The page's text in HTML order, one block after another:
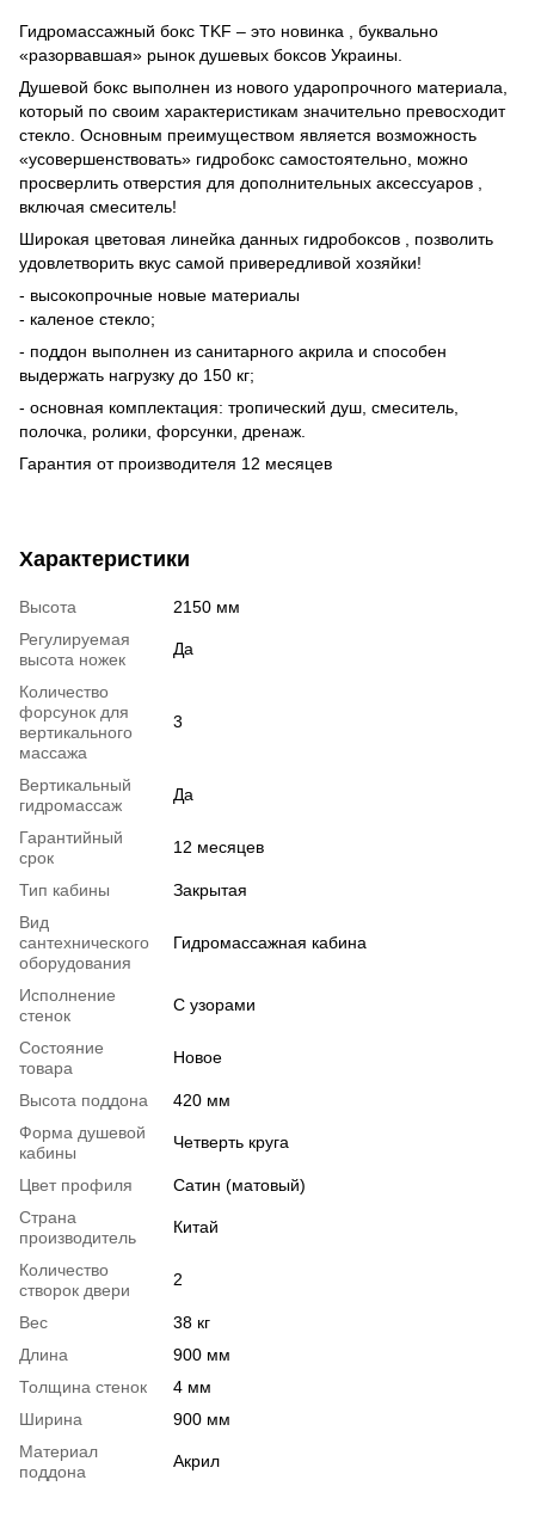
Гидромассажный бокс TKF – это новинка , буквально
«разорвавшая» рынок душевых боксов Украины.
Душевой бокс выполнен из нового ударопрочного материала,
который по своим характеристикам значительно превосходит
стекло. Основным преимуществом является возможность
«усовершенствовать» гидробокс самостоятельно, можно
просверлить отверстия для дополнительных аксессуаров ,
включая смеситель!
Широкая цветовая линейка данных гидробоксов , позволить
удовлетворить вкус самой привередливой хозяйки!
- высокопрочные новые материалы
- каленое стекло;
- поддон выполнен из санитарного акрила и способен
выдержать нагрузку до 150 кг;
- основная комплектация: тропический душ, смеситель,
полочка, ролики, форсунки, дренаж.
Гарантия от производителя 12 месяцев
Характеристики
Высота
2150 мм
Регулируемая
высота ножек
Да
Количество
форсунок для
вертикального
массажа
3
Вертикальный
гидромассаж
Да
Гарантийный
срок
12 месяцев
Тип кабины
Закрытая
Вид
сантехнического
оборудования
Гидромассажная кабина
Исполнение
стенок
С узорами
Состояние
товара
Новое
Высота поддона
420 мм
Форма душевой
кабины
Четверть круга
Цвет профиля
Сатин (матовый)
Страна
производитель
Китай
Количество
створок двери
2
Вес
38 кг
Длина
900 мм
Толщина стенок
4 мм
Ширина
900 мм
Материал
поддона
Акрил